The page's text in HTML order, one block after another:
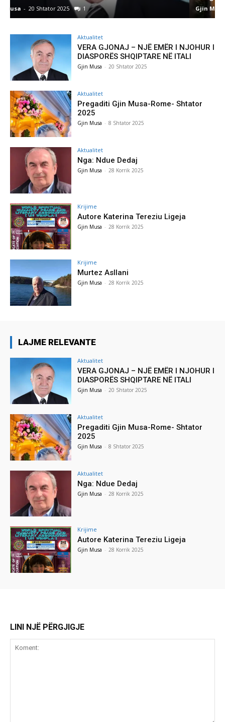
Gjin Musa - 8 Shtator 2025
Aktualitet
VERA GJONAJ – NJË EMËR I NJOHUR I
DIASPORËS SHQIPTARE NË ITALI
Gjin Musa - 20 Shtator 2025
Aktualitet
Pregaditi Gjin Musa-Rome- Shtator
2025
Gjin Musa - 8 Shtator 2025
Aktualitet
Nga: Ndue Dedaj
Gjin Musa - 28 Korrik 2025
Krijime
Autore Katerina Tereziu Ligeja
Gjin Musa - 28 Korrik 2025
Krijime
Murtez Asllani
Gjin Musa - 28 Korrik 2025
LAJME RELEVANTE
Aktualitet
VERA GJONAJ – NJË EMËR I NJOHUR I
DIASPORËS SHQIPTARE NË ITALI
Gjin Musa - 20 Shtator 2025
Aktualitet
Pregaditi Gjin Musa-Rome- Shtator
2025
Gjin Musa - 8 Shtator 2025
Aktualitet
Nga: Ndue Dedaj
Gjin Musa - 28 Korrik 2025
Krijime
Autore Katerina Tereziu Ligeja
Gjin Musa - 28 Korrik 2025
LINI NJË PËRGJIGJE